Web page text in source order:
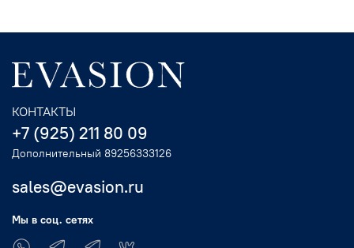
КОНТАКТЫ
+7 (925) 211 80 09
Дополнительный 89256333126
sales@evasion.ru
Мы в соц. сетях